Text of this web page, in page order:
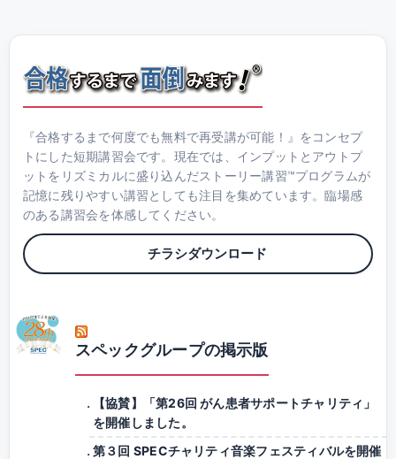
『合格するまで何度でも無料で再受講が可能！』をコンセプ
トにした短期講習会です。現在では、インプットとアウトプ
ットをリズミカルに盛り込んだストーリー講習™プログラムが
記憶に残りやすい講習としても注目を集めています。臨場感
のある講習会を体感してください。
チラシダウンロード
スペックグループの掲示版
【協賛】「第26回 がん患者サポートチャリティ」
を開催しました。
第３回 SPECチャリティ音楽フェスティバルを開催